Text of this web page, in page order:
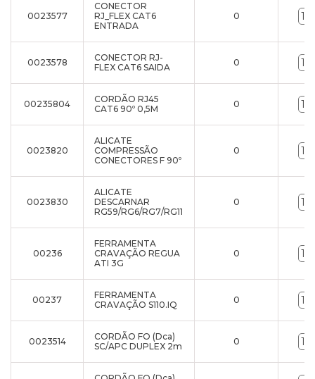
0023577
CONECTOR
RJ_FLEX CAT6
ENTRADA
0
0023578
CONECTOR RJ-
FLEX CAT6 SAIDA
0
00235804
CORDÃO RJ45
CAT6 90º 0,5M
0
0023820
ALICATE
COMPRESSÃO
CONECTORES F 90º
0
0023830
ALICATE
DESCARNAR
RG59/RG6/RG7/RG11
0
00236
FERRAMENTA
CRAVAÇÃO REGUA
ATI 3G
0
00237
FERRAMENTA
CRAVAÇÃO S110.IQ
0
0023514
CORDÃO FO (Dca)
SC/APC DUPLEX 2m
0